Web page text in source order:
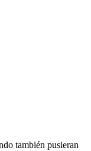
también pusieran